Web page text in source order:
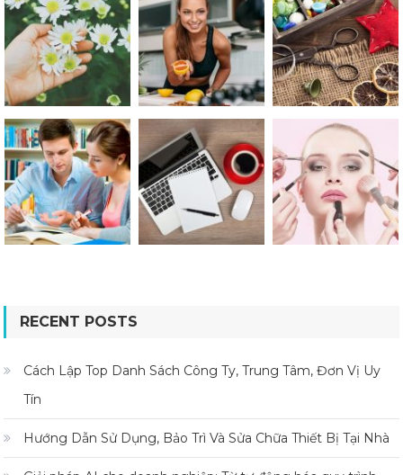
RECENT POSTS
Cách Lập Top Danh Sách Công Ty, Trung Tâm, Đơn Vị Uy
Tín
Hướng Dẫn Sử Dụng, Bảo Trì Và Sửa Chữa Thiết Bị Tại Nhà